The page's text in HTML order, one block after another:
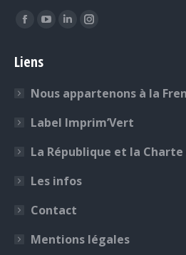
Retrouvez-nous sur :
La
Facebook
dans
une
fenêtre
La
dans
une
fenêtre
La
dans
une
fenêtre
La
dans
une
fenêtre
Liens
Nous appartenons à la
Label Imprim’Vert
La République et la
Les infos
Contact
Mentions légales